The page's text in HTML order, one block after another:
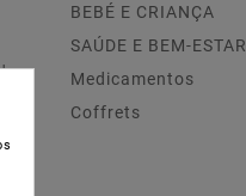
BEBÉ E CRIANÇA
SAÚDE E BEM-ESTAR
Medicamentos
Coffrets